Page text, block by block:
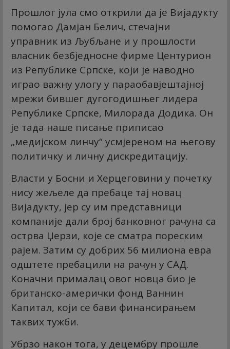
Прошлог јула смо открили да је Вијадукту
помогао Дамјан Белич, стечајни
управник из Љубљане и у прошлости
власник безбједносне фирме Центурион
из Републике Српске, који је наводно
играо важну улогу у параобавјештајној
мрежи бившег дугогодишњег лидера
Републике Српске, Милорада Додика. Он
је тада наше писање приписао
„медијском линчу“ усмјереном на његову
политичку и личну дискредитацију.
Власти у Босни и Херцеговини у почетку
нису жељеле да пребаце тај новац
Вијадукту, јер су им представници
компаније дали број банковног рачуна са
острва Џерзи, које се сматра пореским
рајем. Затим су добрих 56 милиона евра
одштете пребацили на рачун у САД.
Коначни прималац овог новца био је
британско-амерички фонд Ваннин
Капитал, који се бави финансирањем
таквих тужби.
Убрзо након тога, у децембру прошле